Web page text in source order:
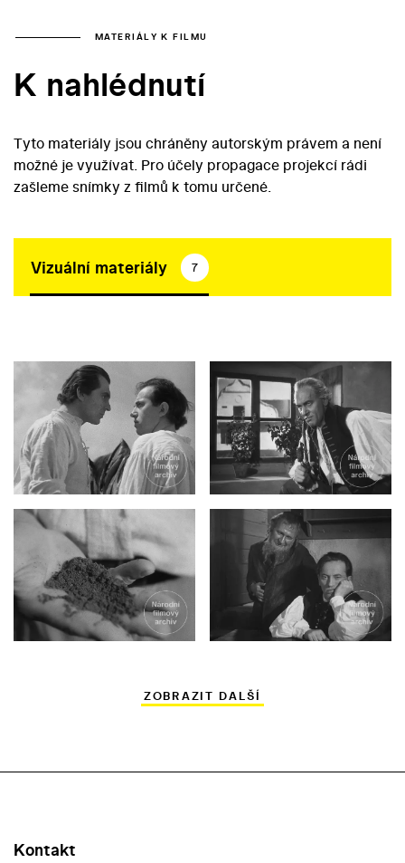
MATERIÁLY K FILMU
K nahlédnutí
Tyto materiály jsou chráněny autorským právem a není
možné je využívat. Pro účely propagace projekcí rádi
zašleme snímky z filmů k tomu určené.
Vizuální materiály 7
ZOBRAZIT DALŠÍ
Kontakt